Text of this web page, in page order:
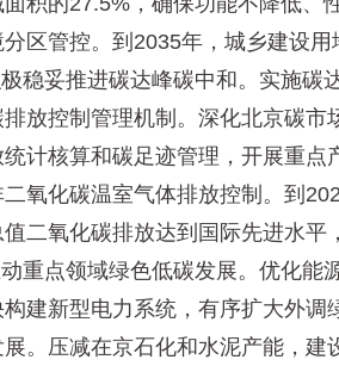
区管控。到2035年，城乡建设用
妥推进碳达峰碳中和。实施碳达
排放控制管理机制。深化北京碳
计核算和碳足迹管理，开展重
氧化碳温室气体排放控制。到
值二氧化碳排放达到国际先进水平
点领域绿色低碳发展。优化能源
建新型电力系统，有序扩大外
。压减在京石化和水泥产能，